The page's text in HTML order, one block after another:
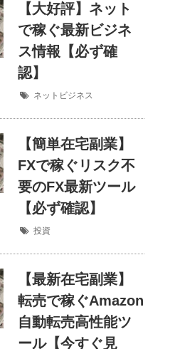
【大好評】ネット
で稼ぐ最新ビジネ
ス情報【必ず確
認】
ネットビジネス
【簡単在宅副業】
FXで稼ぐリスク不
要のFX最新ツール
【必ず確認】
投資
【最新在宅副業】
転売で稼ぐAmazon
自動転売高性能ツ
ール【今すぐ見